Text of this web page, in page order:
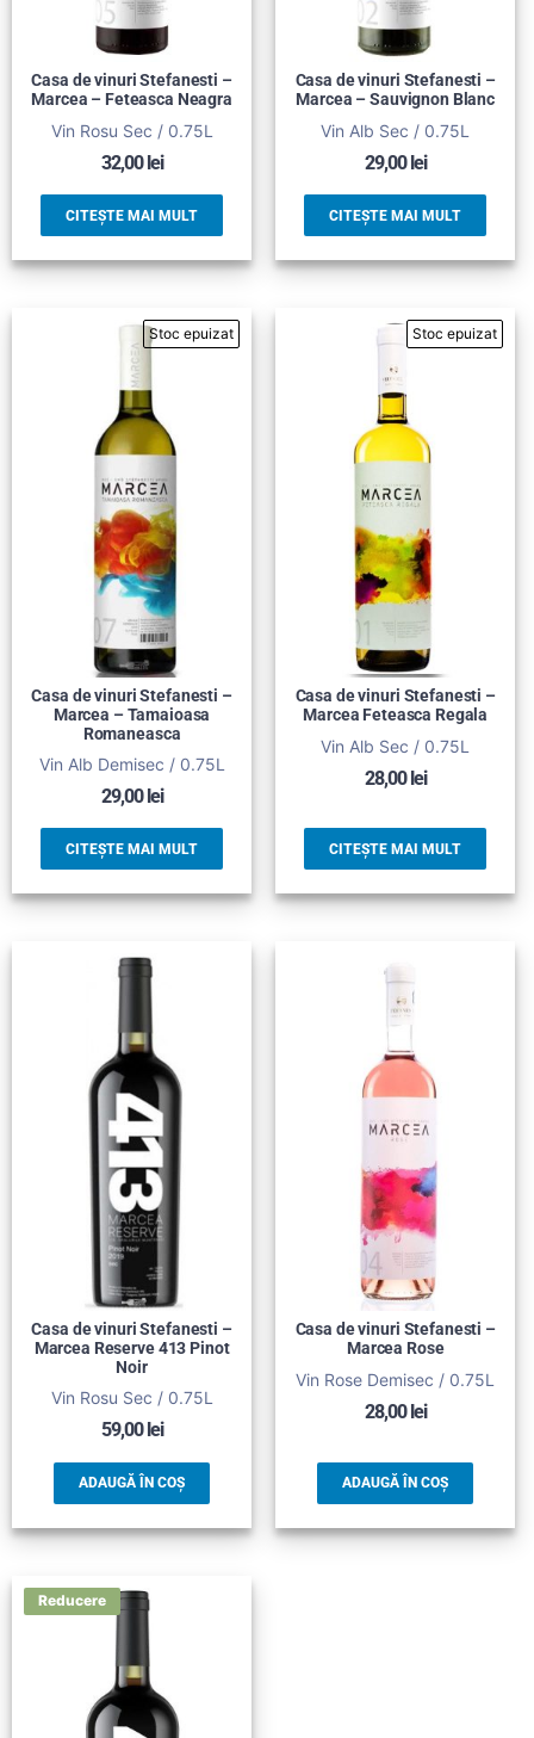
Casa de vinuri Stefanesti –
Marcea – Feteasca Neagra
Vin Rosu Sec / 0.75L
32,00lei
CITEȘTE MAI MULT
Casa de vinuri Stefanesti –
Marcea – Sauvignon Blanc
Vin Alb Sec / 0.75L
29,00lei
CITEȘTE MAI MULT
Casa de vinuri Stefanesti –
Marcea – Tamaioasa
Romaneasca
Vin Alb Demisec / 0.75L
29,00lei
CITEȘTE MAI MULT
Casa de vinuri Stefanesti –
Marcea Feteasca Regala
Vin Alb Sec / 0.75L
28,00lei
CITEȘTE MAI MULT
Casa de vinuri Stefanesti –
Marcea Reserve 413 Pinot
Noir
Vin Rosu Sec / 0.75L
59,00 lei
ADAUGĂ ÎN COȘ
Casa de vinuri Stefanesti –
Marcea Rose
Vin Rose Demisec / 0.75L
28,00 lei
ADAUGĂ ÎN COȘ